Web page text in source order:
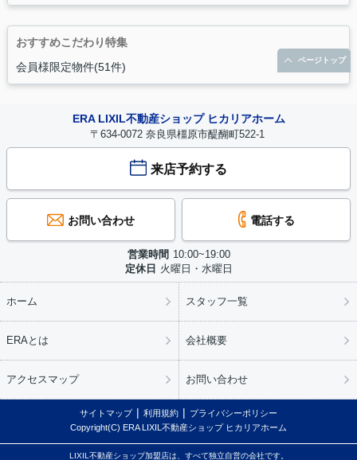
おすすめこだわり特集
会員様限定物件(51件)
ERA LIXIL不動産ショップ ヒカリアホーム
〒634-0072 奈良県橿原市醍醐町522-1
来店予約する
お問い合わせ 電話する
営業時間 10:00~19:00
定休日 火曜日・水曜日
ホーム スタッフ一覧
ERAとは 会社概要
アクセスマップ お問い合わせ
サイトマップ 利用規約
プライバシーポリシー
Copyright(C) ERA LIXIL不動産ショップ ヒカリアホーム
LIXIL不動産ショップ加盟店は、すべて独立自営の会社です。
ページトップ